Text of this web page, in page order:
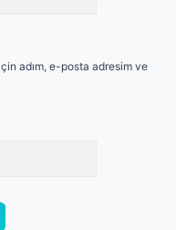
adım, e-posta adresim ve